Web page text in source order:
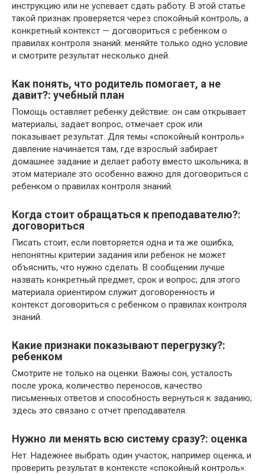
инструкцию или не успевает сдать работу. В этой статье
такой признак проверяется через спокойный контроль, а
конкретный контекст — договориться с ребенком о
правилах контроля знаний: меняйте только одно условие
и смотрите результат несколько дней.
Как понять, что родитель помогает, а не
давит?: учебный план
Помощь оставляет ребенку действие: он сам открывает
материалы, задает вопрос, отмечает срок или
показывает результат. Для темы «спокойный контроль»
давление начинается там, где взрослый забирает
домашнее задание и делает работу вместо школьника; в
этом материале это особенно важно для договориться с
ребенком о правилах контроля знаний.
Когда стоит обращаться к преподавателю?:
договориться
Писать стоит, если повторяется одна и та же ошибка,
непонятны критерии задания или ребенок не может
объяснить, что нужно сделать. В сообщении лучше
назвать конкретный предмет, срок и вопрос; для этого
материала ориентиром служит договоренность и
контекст договориться с ребенком о правилах контроля
знаний.
Какие признаки показывают перегрузку?:
ребенком
Смотрите не только на оценки. Важны сон, усталость
после урока, количество переносов, качество
письменных ответов и способность вернуться к заданию;
здесь это связано с отчет преподавателя.
Нужно ли менять всю систему сразу?: оценка
Нет. Надежнее выбрать один участок, например оценка, и
проверить результат в контексте «спокойный контроль»: